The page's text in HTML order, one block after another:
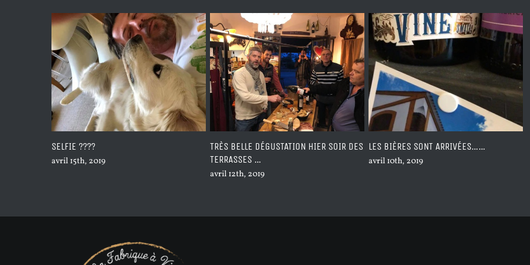
TRÈS BELLE DÉGUSTATION HIER SOIR DES
TERRASSES …
LES BIÈRES SONT ARRIVÉES……
avril 10th, 2019
DEVINE QUI EST LA ??????? …
avril 10th, 2019